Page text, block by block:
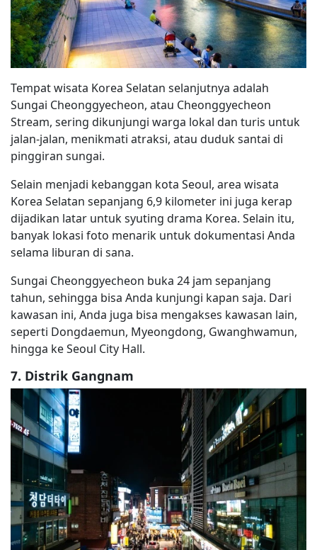
Tempat wisata Korea Selatan selanjutnya adalah
Sungai Cheonggyecheon, atau Cheonggyecheon
Stream, sering dikunjungi warga lokal dan turis untuk
jalan-jalan, menikmati atraksi, atau duduk santai di
pinggiran sungai.
Selain menjadi kebanggan kota Seoul, area wisata
Korea Selatan sepanjang 6,9 kilometer ini juga kerap
dijadikan latar untuk syuting drama Korea. Selain itu,
banyak lokasi foto menarik untuk dokumentasi Anda
selama liburan di sana.
Sungai Cheonggyecheon buka 24 jam sepanjang
tahun, sehingga bisa Anda kunjungi kapan saja. Dari
kawasan ini, Anda juga bisa mengakses kawasan lain,
seperti Dongdaemun, Myeongdong, Gwanghwamun,
hingga ke Seoul City Hall.
7. Distrik Gangnam